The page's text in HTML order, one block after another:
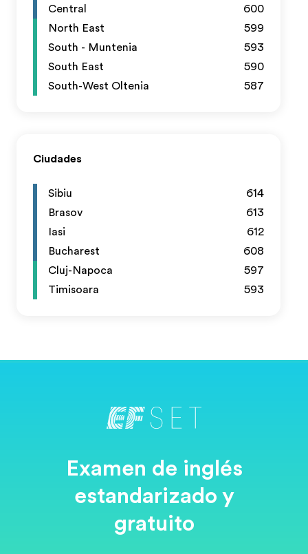
Central
600
North East
599
South - Muntenia
593
South East
590
South-West Oltenia
587
Ciudades
Sibiu
614
Brasov
613
Iasi
612
Bucharest
608
Cluj-Napoca
597
Timisoara
593
Examen de inglés
estandarizado y
gratuito